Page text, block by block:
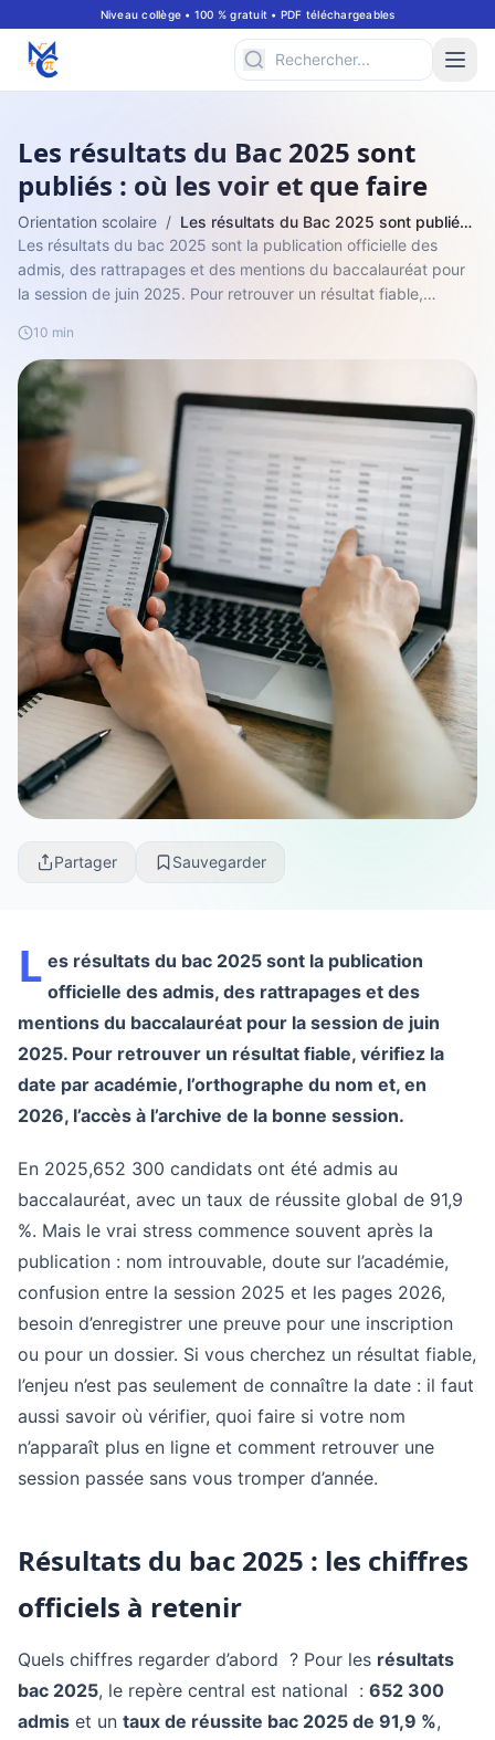
Niveau collège • 100 % gratuit • PDF téléchargeables
Les résultats du Bac 2025 sont
publiés : où les voir et que faire
Orientation scolaire /
Les résultats du Bac 2025 sont publiés : où les voir et que faire
Les résultats du bac 2025 sont la publication officielle des
admis, des rattrapages et des mentions du baccalauréat pour
la session de juin 2025. Pour retrouver un résultat fiable,
10 min
Partager Sauvegarder
L es résultats du bac 2025 sont la publication
officielle des admis, des rattrapages et des
mentions du baccalauréat pour la session de juin
2025. Pour retrouver un résultat fiable, vérifiez la
date par académie, l’orthographe du nom et, en
2026, l’accès à l’archive de la bonne session.
En 2025,652 300 candidats ont été admis au
baccalauréat, avec un taux de réussite global de 91,9
%. Mais le vrai stress commence souvent après la
publication : nom introuvable, doute sur l’académie,
confusion entre la session 2025 et les pages 2026,
besoin d’enregistrer une preuve pour une inscription
ou pour un dossier. Si vous cherchez un résultat fiable,
l’enjeu n’est pas seulement de connaître la date : il faut
aussi savoir où vérifier, quoi faire si votre nom
n’apparaît plus en ligne et comment retrouver une
session passée sans vous tromper d’année.
Résultats du bac 2025 : les chiffres
officiels à retenir
Quels chiffres regarder d’abord ? Pour les résultats
bac 2025, le repère central est national : 652 300
admis et un taux de réussite bac 2025 de 91,9 %,